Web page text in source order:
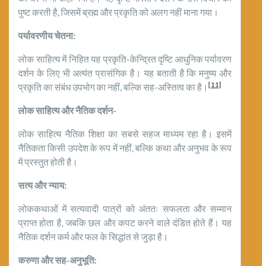
पुष्ट करती है, जिसमें ब्रह्म और प्रकृति को अलग नहीं माना गया।
पर्यावरणीय चेतना:
लोक साहित्य में निहित यह प्रकृति-केन्द्रित दृष्टि आधुनिक पर्यावरण
दर्शन के लिए भी अत्यंत प्रासंगिक है। यह बताती है कि मनुष्य और
प्रकृति का संबंध उपभोग का नहीं, बल्कि सह-अस्तित्व का है। [11]
लोक साहित्य और नैतिक दर्शन-
लोक साहित्य नैतिक शिक्षा का सबसे सहज माध्यम रहा है। इसमें
नैतिकता किसी उपदेश के रूप में नहीं, बल्कि कथा और अनुभव के रूप
में प्रस्तुत होती है।
सत्य और न्याय:
लोककथाओं में सत्यवादी पात्रों को अंततः सफलता और सम्मान
प्राप्त होता है, जबकि छल और कपट करने वाले दंडित होते हैं। यह
नैतिक दर्शन कर्म और फल के सिद्धांत से जुड़ा है।
करुणा और सह-अनुभूति: